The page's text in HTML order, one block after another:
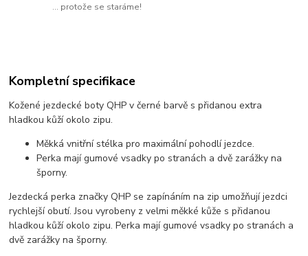
... protože se staráme!
Kompletní specifikace
Kožené jezdecké boty QHP v černé barvě s přidanou extra
hladkou kůží okolo zipu.
Měkká vnitřní stélka pro maximální pohodlí jezdce.
Perka mají gumové vsadky po stranách a dvě zarážky na
šporny.
Jezdecká perka značky QHP se zapínáním na zip umožňují jezdci
rychlejší obutí. Jsou vyrobeny z velmi měkké kůže s přidanou
hladkou kůží okolo zipu. Perka mají gumové vsadky po stranách a
dvě zarážky na šporny.